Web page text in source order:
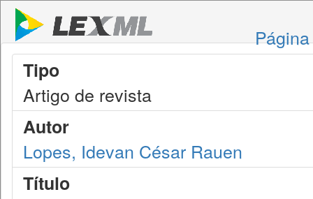
Tipo
Artigo de revista
Autor
Lopes, Idevan César Rauen
Título